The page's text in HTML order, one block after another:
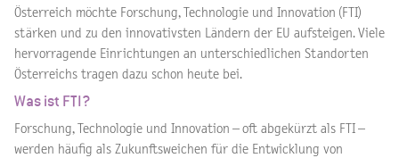
Österreich möchte Forschung, Technologie und Innovation (FTI)
stärken und zu den innovativsten Ländern der EU aufsteigen. Viele
hervorragende Einrichtungen an unterschiedlichen Standorten
Österreichs tragen dazu schon heute bei.
Was ist FTI?
Forschung, Technologie und Innovation – oft abgekürzt als FTI –
werden häufig als Zukunftsweichen für die Entwicklung von